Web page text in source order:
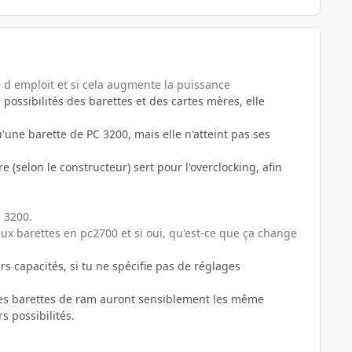
emploit et si cela augmente la puissance
des barettes et des cartes mères, elle
barette de PC 3200, mais elle n'atteint pas ses
(selon le constructeur) sert pour l'overclocking, afin
barettes en pc2700 et si oui, qu'est-ce que ça change
capacités, si tu ne spécifie pas de réglages
barettes de ram auront sensiblement les même
possibilités.